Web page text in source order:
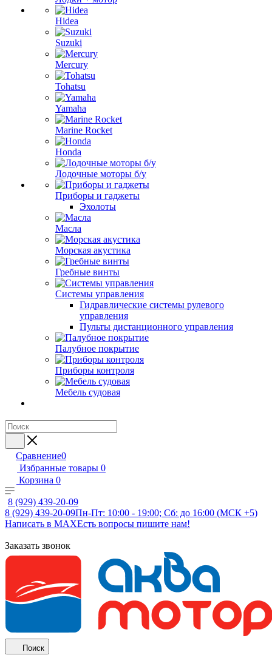
Hidea
Suzuki
Mercury
Tohatsu
Yamaha
Marine Rocket
Honda
Лодочные моторы б/у
Приборы и гаджеты
Эхолоты
Масла
Морская акустика
Гребные винты
Системы управления
Гидравлические системы рулевого
управления
Пульты дистанционного управления
Палубное покрытие
Приборы контроля
Мебель судовая
Сравнение0
Избранные товары 0
Корзина 0
8 (929) 439-20-09
8 (929) 439-20-09Пн-Пт: 10:00 - 19:00; Сб: до 16:00 (МСК +5)
Написать в MAXЕсть вопросы пишите нам!
Заказать звонок
Поиск